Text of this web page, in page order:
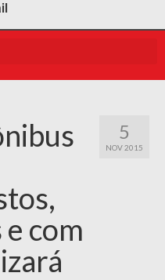
5
NOV 2015
com